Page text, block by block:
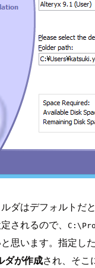
ダはデフォルトだ
されるので、
思います。指定し
ダが作成され、そこ